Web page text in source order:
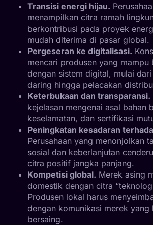
Transisi energi hijau.
menampilkan citra ramah
berkontribusi pada proyek
mudah diterima di pasar global.
Pergeseran ke digitalisasi.
mencari produsen yang mampu
dengan sistem digital, mulai
daring hingga pelacakan
Keterbukaan dan transparansi.
kejelasan mengenai asal bahan
keselamatan, dan sertifikasi
Peningkatan kesadaran
Perusahaan yang menonjolkan
sosial dan keberlanjutan
citra positif jangka panjang.
Kompetisi global. Merek asing
domestik dengan citra
Produsen lokal harus
dengan komunikasi merek yang
bersaing.